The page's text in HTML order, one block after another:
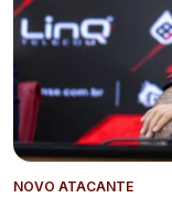
NOVO ATACANTE